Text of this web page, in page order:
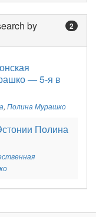
2
by
— 5-я в
, Полина Мурашко
Полина